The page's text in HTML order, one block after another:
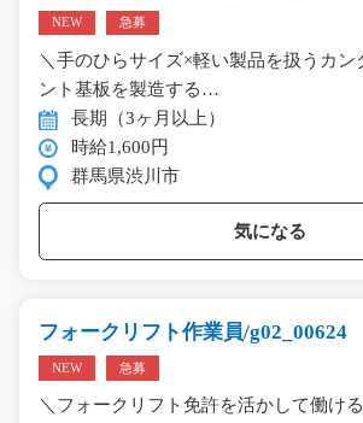
NEW 急募
＼手のひらサイズ×軽い製品を扱うカン
ント基板を製造する…
長期（3ヶ月以上）
時給1,600円
群馬県渋川市
気になる
フォークリフト作業員/g02_00624
NEW 急募
＼フォークリフト免許を活かして働け